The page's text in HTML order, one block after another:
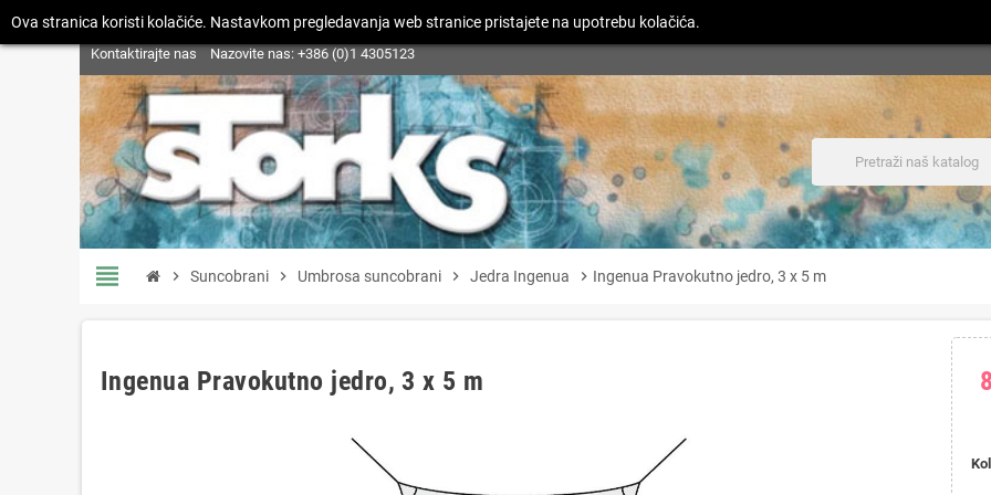
Kontaktirajte nas Nazovite nas: +386 (0)1 4305123
view_headline chevron_right Suncobrani chevron_right Umbrosa suncobrani chevron_right Jedra Ingenua chevron_right Ingenua Pravokutno jedro, 3 x 5 m
Ingenua Pravokutno jedro, 3 x 5 m
Ova stranica koristi kolačiće. Nastavkom pregledavanja web stranice pristajete na upotrebu kolačića.